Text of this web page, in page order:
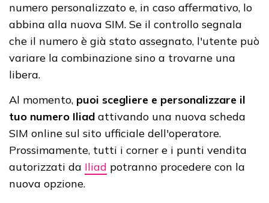
numero personalizzato e, in caso affermativo, lo
abbina alla nuova SIM. Se il controllo segnala
che il numero è già stato assegnato, l'utente può
variare la combinazione sino a trovarne una
libera.
Al momento, puoi scegliere e personalizzare il
tuo numero Iliad attivando una nuova scheda
SIM online sul sito ufficiale dell'operatore.
Prossimamente, tutti i corner e i punti vendita
autorizzati da Iliad potranno procedere con la
nuova opzione.